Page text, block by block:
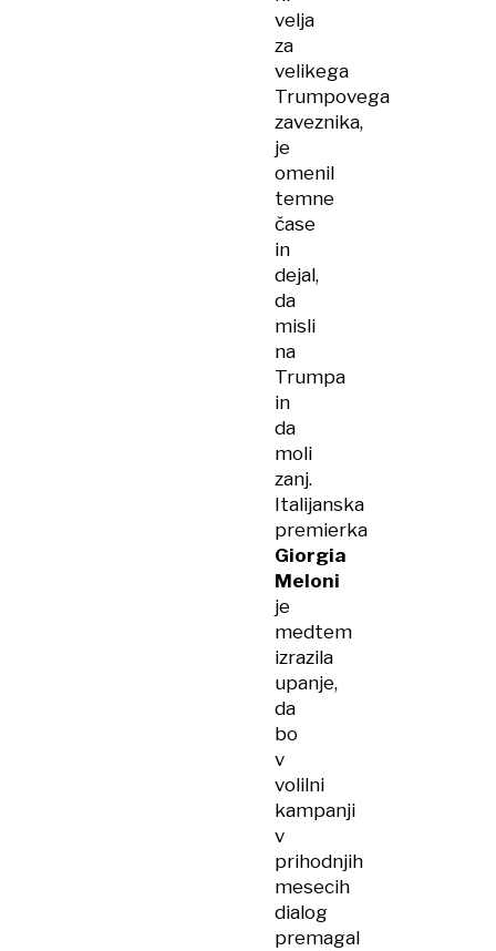
velja
za
velikega
Trumpovega
zaveznika,
je
omenil
temne
čase
in
dejal,
da
misli
na
Trumpa
in
da
moli
zanj.
Italijanska
premierka
Giorgia
Meloni
je
medtem
izrazila
upanje,
da
bo
v
volilni
kampanji
v
prihodnjih
mesecih
dialog
premagal